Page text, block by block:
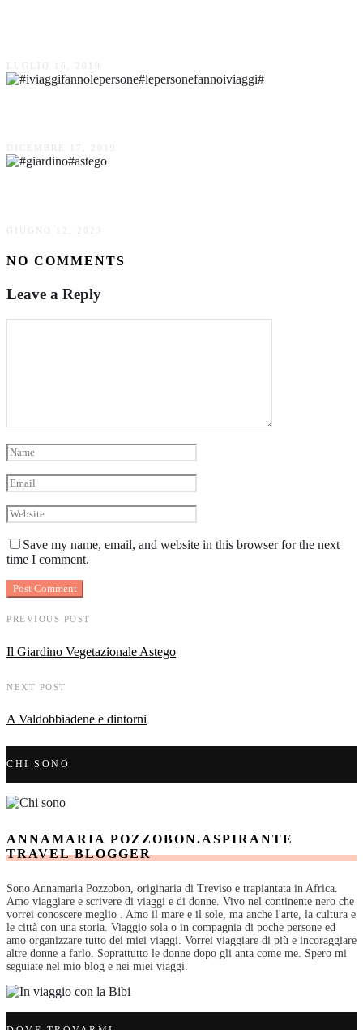
LUGLIO 16, 2019
DICEMBRE 17, 2019
GIUGNO 12, 2023
NO COMMENTS
Leave a Reply
Save my name, email, and website in this browser for the next
time I comment.
PREVIOUS POST
Il Giardino Vegetazionale Astego
NEXT POST
A Valdobbiadene e dintorni
CHI SONO
ANNAMARIA POZZOBON.ASPIRANTE
TRAVEL BLOGGER
Sono Annamaria Pozzobon, originaria di Treviso e trapiantata in Africa.
Amo viaggiare e scrivere di viaggi e di donne. Vivo nel continente nero che
vorrei conoscere meglio . Amo il mare e il sole, ma anche l'arte, la cultura e
le città con una storia. Viaggio sola o in compagnia di poche persone ed
amo organizzare tutto dei miei viaggi. Vorrei viaggiare di più e incoraggiare
altre donne a farlo. Soprattutto le donne dopo gli anta come me. Spero mi
seguiate nel mio blog e nei miei viaggi.